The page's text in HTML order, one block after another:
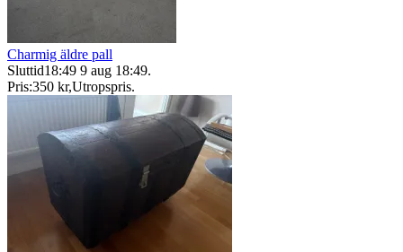
Charmig äldre pall
Sluttid18:49 9 aug 18:49.
Pris:350 kr,Utropspris.